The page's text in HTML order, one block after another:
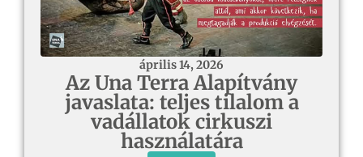
április 14, 2026
Az Una Terra Alapítvány
javaslata: teljes tilalom a
vadállatok cirkuszi
használatára